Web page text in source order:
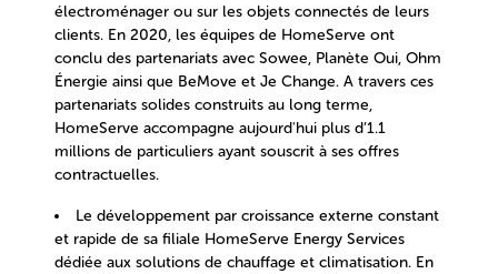
électroménager ou sur les objets connectés de leurs
clients. En 2020, les équipes de HomeServe ont
conclu des partenariats avec Sowee, Planète Oui, Ohm
Énergie ainsi que BeMove et Je Change. A travers ces
partenariats solides construits au long terme,
HomeServe accompagne aujourd'hui plus d’1.1
millions de particuliers ayant souscrit à ses offres
contractuelles.
Le développement par croissance externe constant
et rapide de sa filiale HomeServe Energy Services
dédiée aux solutions de chauffage et climatisation. En